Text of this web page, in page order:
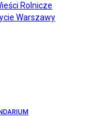
Rolnicze
Warszawy